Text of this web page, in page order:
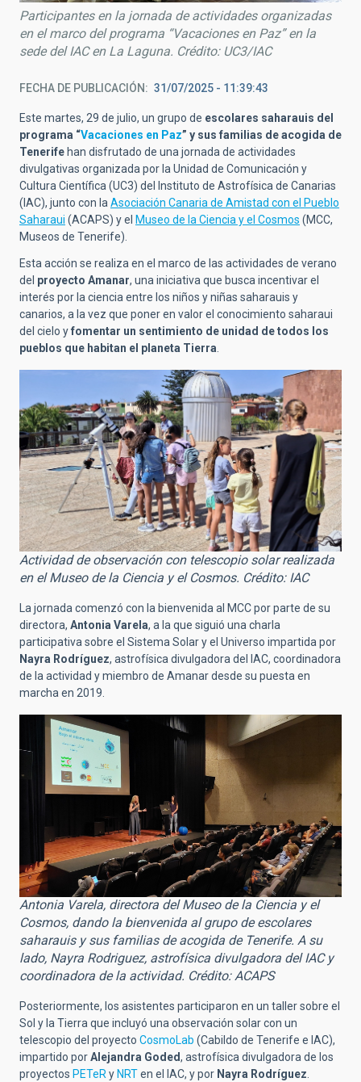
Participantes en la jornada de actividades organizadas
en el marco del programa “Vacaciones en Paz” en la
sede del IAC en La Laguna. Crédito: UC3/IAC
FECHA DE PUBLICACIÓN 31/07/2025 - 11:39:43
Este martes, 29 de julio, un grupo de escolares saharauis del
programa “Vacaciones en Paz” y sus familias de acogida de
Tenerife han disfrutado de una jornada de actividades
divulgativas organizada por la Unidad de Comunicación y
Cultura Científica (UC3) del Instituto de Astrofísica de Canarias
(IAC), junto con laAsociación Canaria de Amistad con el Pueblo
Saharaui (ACAPS) y el Museo de la Ciencia y el Cosmos (MCC,
Museos de Tenerife).
Esta acción se realiza en el marco de las actividades de verano
del proyecto Amanar, una iniciativa que busca incentivar el
interés por la ciencia entre los niños y niñas saharauis y
canarios, a la vez que poner en valor el conocimiento saharaui
del cielo yfomentar un sentimiento de unidad de todos los
pueblos que habitan el planeta Tierra.
Actividad de observación con telescopio solar realizada
en el Museo de la Ciencia y el Cosmos. Crédito: IAC
La jornada comenzó con la bienvenida al MCC por parte de su
directora, Antonia Varela, a la que siguió una charla
participativa sobre el Sistema Solar y el Universo impartida por
Nayra Rodríguez, astrofísica divulgadora del IAC, coordinadora
de la actividad y miembro de Amanar desde su puesta en
marcha en 2019.
Antonia Varela, directora del Museo de la Ciencia y el
Cosmos, dando la bienvenida al grupo de escolares
saharauis y sus familias de acogida de Tenerife. A su
lado, Nayra Rodriguez, astrofísica divulgadora del IAC y
coordinadora de la actividad. Crédito: ACAPS
Posteriormente, los asistentes participaron en un taller sobre el
Sol y la Tierra que incluyó una observación solar con un
telescopio del proyecto CosmoLab (Cabildo de Tenerife e IAC),
impartido porAlejandra Goded, astrofísica divulgadora de los
proyectos PETeRy NRTen el IAC, y por Nayra Rodríguez.